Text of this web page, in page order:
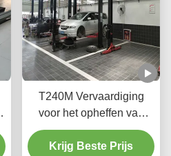
T240M Vervaardiging
voor het opheffen van
voertuigen met twee
pootjes voor het opheffen
Krijg Beste Prijs